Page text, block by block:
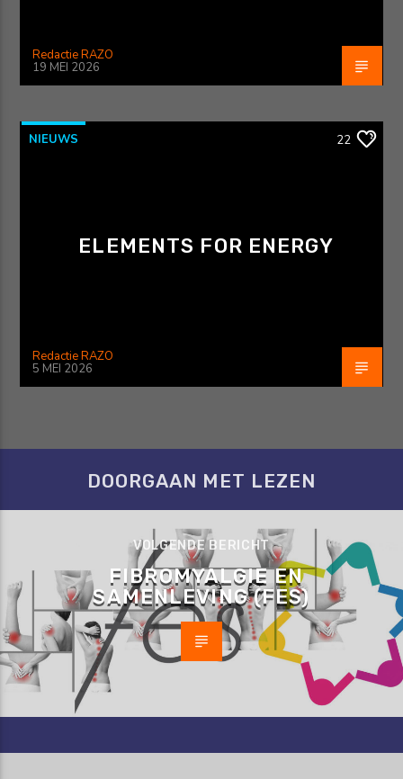
Redactie RAZO
19 MEI 2026
NIEUWS 22
ELEMENTS FOR ENERGY
Redactie RAZO
5 MEI 2026
DOORGAAN MET LEZEN
VOLGENDE BERICHT
FIBROMYALGIE EN
SAMENLEVING (FES)